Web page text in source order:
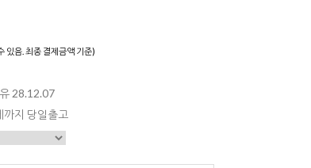
있음. 최종 결제금액 기준)
28.12.07
까지 당일출고